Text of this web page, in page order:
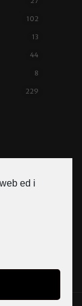
102
13
44
8
229
ed i